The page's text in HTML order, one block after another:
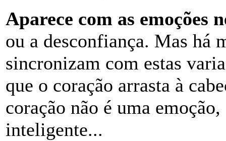
Aparece com as emoções
ou a desconfiança. Mas há
sincronizam com estas
que o coração arrasta à
coração não é uma
inteligente...